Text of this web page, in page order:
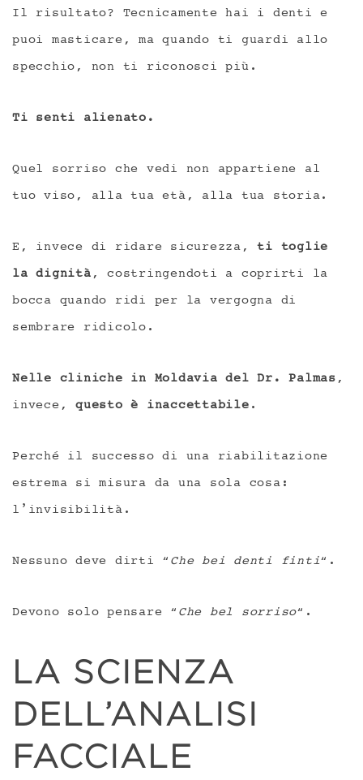
Il risultato? Tecnicamente hai i denti e
puoi masticare, ma quando ti guardi allo
specchio, non ti riconosci più.
Ti senti alienato.
Quel sorriso che vedi non appartiene al
tuo viso, alla tua età, alla tua storia.
E, invece di ridare sicurezza,ti toglie
la dignità, costringendoti a coprirti la
bocca quando ridi per la vergogna di
sembrare ridicolo.
Nelle cliniche in Moldavia del Dr. Palmas,
invece, questo è inaccettabile.
Perché il successo di una riabilitazione
estrema si misura da una sola cosa:
l’invisibilità.
Nessuno deve dirti “Che bei denti finti“.
Devono solo pensare “Che bel sorriso“.
LA SCIENZA
DELL’ANALISI
FACCIALE